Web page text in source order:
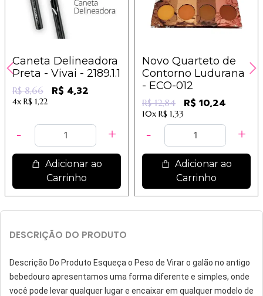
Caneta Delineadora
Preta - Vivai - 2189.1.1
R$ 8,66 R$ 4,32
4x R$ 1,22
Adicionar ao
Carrinho
Novo Quarteto de
Contorno Ludurana
- ECO-012
R$ 12,84 R$ 10,24
10x R$ 1,33
Adicionar ao
Carrinho
DESCRIÇÃO DO PRODUTO
Descrição Do Produto Esqueça o Peso de Virar o galão no antigo
bebedouro apresentamos uma forma diferente e simples, onde
você pode levar qualquer lugar e encaixar em qualquer modelo de